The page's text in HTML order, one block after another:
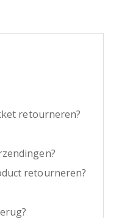
retourneren?
retourneren?